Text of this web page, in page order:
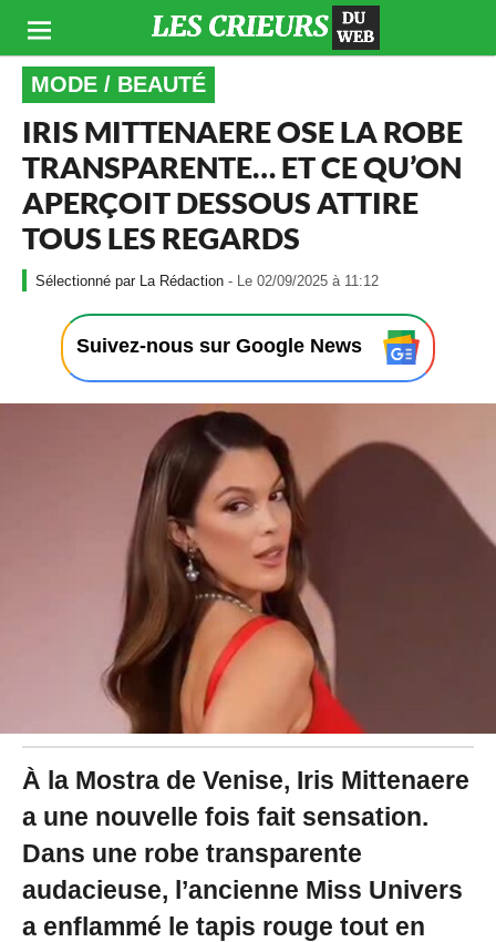
MODE / BEAUTÉ
IRIS MITTENAERE OSE LA ROBE
TRANSPARENTE… ET CE QU’ON
APERÇOIT DESSOUS ATTIRE
TOUS LES REGARDS
La Rédaction - Le 02/09/2025 à 11:12
0
/
0
/
Suivez-nous sur Google News
À la Mostra de Venise, Iris Mittenaere
a une nouvelle fois fait sensation.
Dans une robe transparente
audacieuse, l’ancienne Miss Univers
a enflammé le tapis rouge tout en